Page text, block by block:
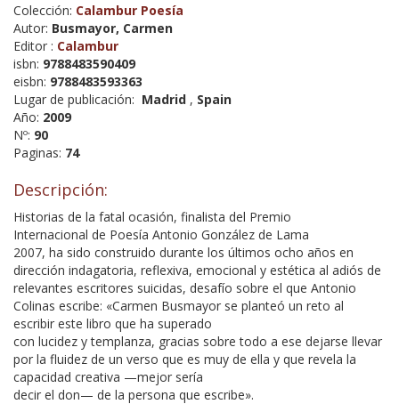
Colección: Calambur Poesía
Autor: Busmayor, Carmen
Editor : Calambur
isbn: 9788483590409
eisbn: 9788483593363
Lugar de publicación: Madrid , Spain
Año: 2009
Nº: 90
Paginas: 74
Descripción:
Historias de la fatal ocasión, finalista del Premio
Internacional de Poesía Antonio González de Lama
2007, ha sido construido durante los últimos ocho años en
dirección indagatoria, reflexiva, emocional y estética al adiós de
relevantes escritores suicidas, desafío sobre el que Antonio
Colinas escribe: «Carmen Busmayor se planteó un reto al
escribir este libro que ha superado
con lucidez y templanza, gracias sobre todo a ese dejarse llevar
por la fluidez de un verso que es muy de ella y que revela la
capacidad creativa —mejor sería
decir el don— de la persona que escribe».